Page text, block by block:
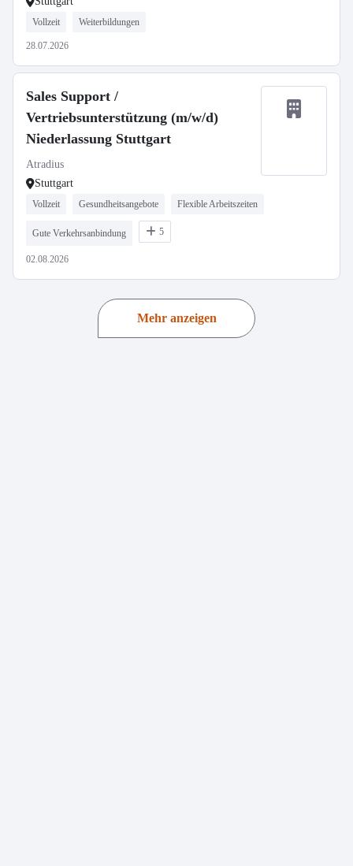
Vollzeit Weiterbildungen
28.07.2026
Sales Support /
Vertriebsunterstützung (m/w/d)
Niederlassung Stuttgart
Atradius
Stuttgart
Vollzeit Gesundheitsangebote Flexible Arbeitszeiten
Gute Verkehrsanbindung 5
02.08.2026
Mehr anzeigen